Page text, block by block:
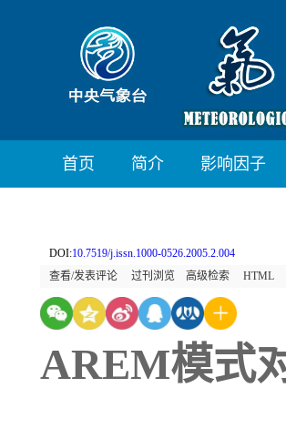
首页 简介 影响因子
DOI:10.7519/j.issn.1000-0526.2005.2.004
查看/发表评论
过刊浏览 高级检索 HTML
AREM模式